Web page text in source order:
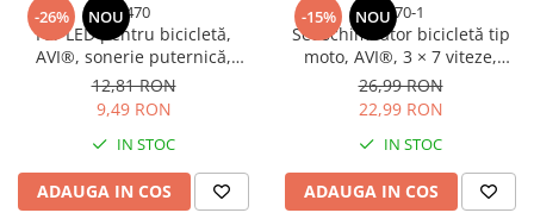
-26% NOU5470
Far LED pentru bicicletă,
AVI®, sonerie puternică,
buton cu fir, prindere rapidă,
acumulator reîncărcabil, AVI-
12,81 RON
9,49 RON
IN STOC
ADAUGA IN COS
-15% NOU2370-1
Set schimbător bicicletă tip
moto, AVI®, 3 × 7 viteze,
manete schimbător
stânga/dreapta, AVI-2370
26,99 RON
22,99 RON
IN STOC
ADAUGA IN COS